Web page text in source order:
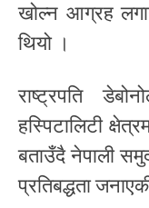
खोल्न आग्रह
थियो ।
राष्ट्रपति
हस्पिटालिटी
बताउँदै नेपाली
प्रतिबद्धता